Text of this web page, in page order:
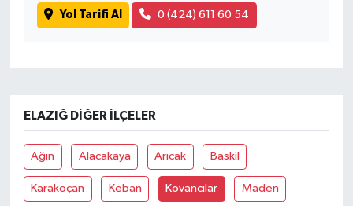
Yol Tarifi Al 0 (424) 611 60 54
ELAZIĞ DIĞER İLÇELER
Ağın Alacakaya Arıcak Baskil
Karakoçan Keban Kovancılar Maden